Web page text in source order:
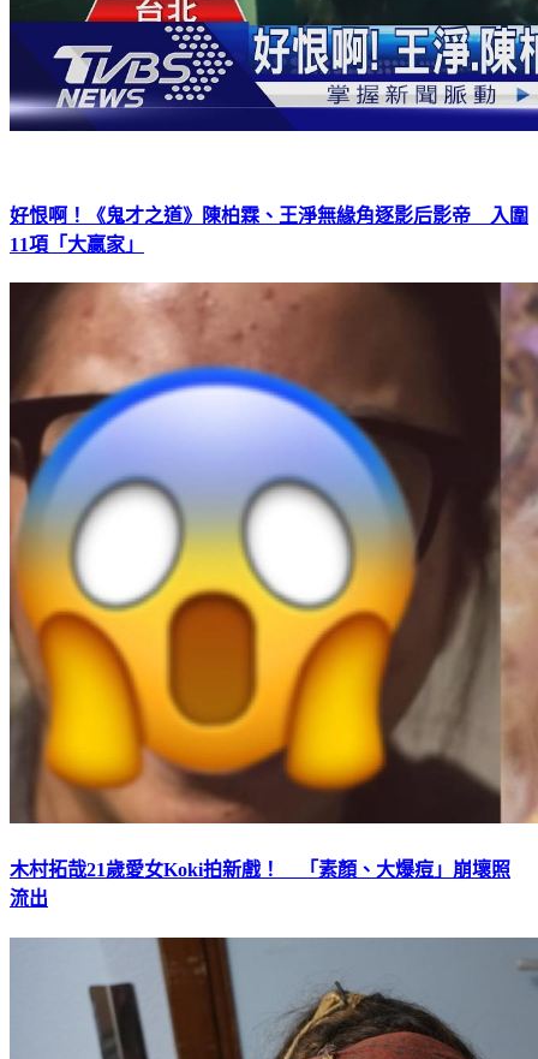
好恨啊！《鬼才之道》陳柏霖、王淨無緣角逐影后影帝 入圍
11項「大贏家」
木村拓哉21歲愛女Koki拍新戲！ 「素顏、大爆痘」崩壞照
流出